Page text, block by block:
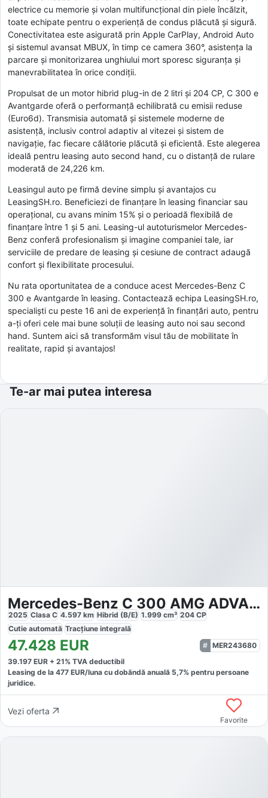
electrice cu memorie și volan multifuncțional din piele încălzit,
toate echipate pentru o experiență de condus plăcută și sigură.
Conectivitatea este asigurată prin Apple CarPlay, Android Auto
și sistemul avansat MBUX, în timp ce camera 360°, asistența la
parcare și monitorizarea unghiului mort sporesc siguranța și
manevrabilitatea în orice condiții.
Propulsat de un motor hibrid plug-in de 2 litri și 204 CP, C 300 e
Avantgarde oferă o performanță echilibrată cu emisii reduse
(Euro6d). Transmisia automată și sistemele moderne de
asistență, inclusiv control adaptiv al vitezei și sistem de
navigație, fac fiecare călătorie plăcută și eficientă. Este alegerea
ideală pentru leasing auto second hand, cu o distanță de rulare
moderată de 24,226 km.
Leasingul auto pe firmă devine simplu și avantajos cu
LeasingSH.ro. Beneficiezi de finanțare în leasing financiar sau
operațional, cu avans minim 15% și o perioadă flexibilă de
finanțare între 1 și 5 ani. Leasing-ul autoturismelor Mercedes-
Benz conferă profesionalism și imagine companiei tale, iar
serviciile de predare de leasing și cesiune de contract adaugă
confort și flexibilitate procesului.
Nu rata oportunitatea de a conduce acest Mercedes-Benz C
300 e Avantgarde în leasing. Contactează echipa LeasingSH.ro,
specialiști cu peste 16 ani de experiență în finanțări auto, pentru
a-ți oferi cele mai bune soluții de leasing auto noi sau second
hand. Suntem aici să transformăm visul tău de mobilitate în
realitate, rapid și avantajos!
Te-ar mai putea interesa
Mercedes-Benz C 300 AMG ADVANCED TOTW
2025 Clasa C 4.597 km Hibrid (B/E) 1.999 cm³ 204 CP
Cutie automată Tracțiune integrală
47.428 EUR
MER243680
39.197 EUR + 21% TVA deductibil
Leasing de la 477 EUR/luna cu dobăndă anuală 5,7% pentru persoane
juridice.
Vezi oferta
Favorite